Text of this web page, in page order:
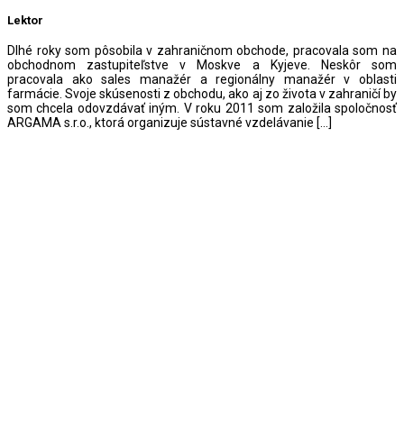
Lektor
Dlhé roky som pôsobila v zahraničnom obchode, pracovala som na
obchodnom zastupiteľstve v Moskve a Kyjeve. Neskôr som
pracovala ako sales manažér a regionálny manažér v oblasti
farmácie. Svoje skúsenosti z obchodu, ako aj zo života v zahraničí by
som chcela odovzdávať iným. V roku 2011 som založila spoločnosť
ARGAMA s.r.o., ktorá organizuje sústavné vzdelávanie […]